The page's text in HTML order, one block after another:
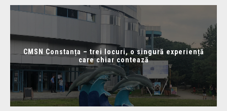
CMSN Constanța – trei locuri, o singură experiență
care chiar contează